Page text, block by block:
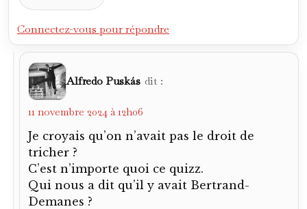
Connectez-vous pour répondre
Alfredo Puskás dit :
11 novembre 2024 à 12h06
Je croyais qu’on n’avait pas le droit de
tricher ?
C’est n’importe quoi ce quizz.
Qui nous a dit qu’il y avait Bertrand-
Demanes ?